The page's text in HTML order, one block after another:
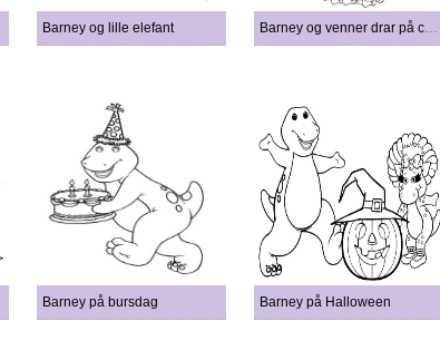
Barney og lille elefant Barney og venner drar på camping
Barney på bursdag Barney på Halloween